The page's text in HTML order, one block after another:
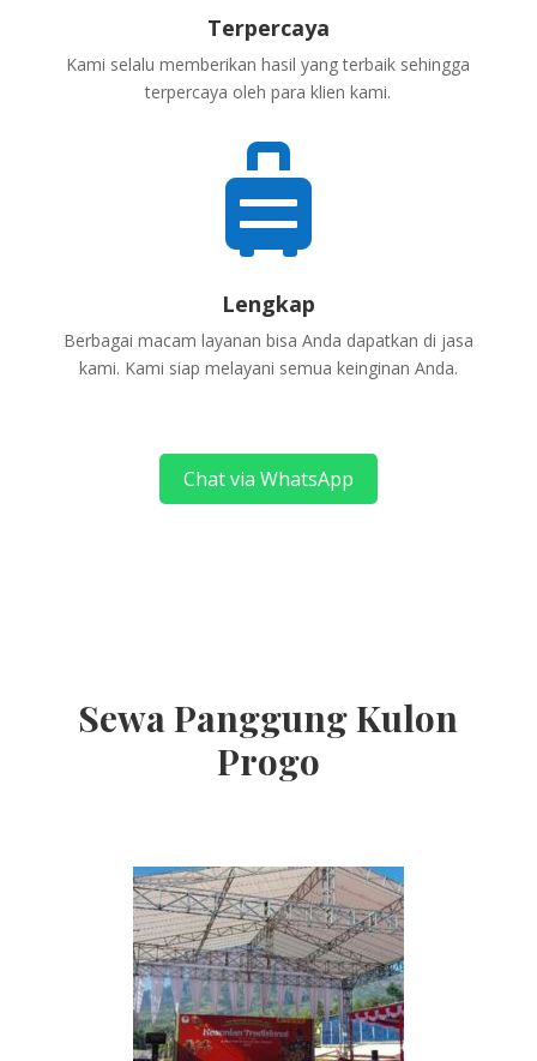
Terpercaya
Kami selalu memberikan hasil yang terbaik sehingga
terpercaya oleh para klien kami.

Lengkap
Berbagai macam layanan bisa Anda dapatkan di jasa
kami. Kami siap melayani semua keinginan Anda.
Chat via WhatsApp
Sewa Panggung Kulon
Progo